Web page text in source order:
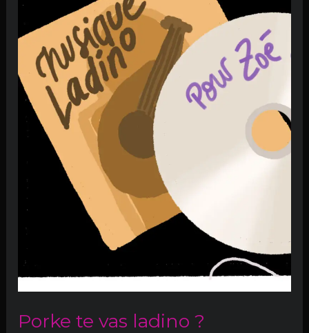
Porke te vas ladino ?